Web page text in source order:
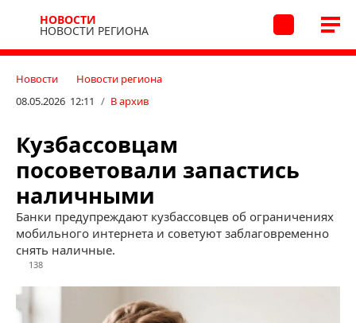
НОВОСТИ
НОВОСТИ РЕГИОНА
Новости
Новости региона
08.05.2026 12:11 / В архив
Кузбассовцам
посоветовали запастись
наличными
Банки предупреждают кузбассовцев об ограничениях
мобильного интернета и советуют заблаговременно
снять наличные.
138